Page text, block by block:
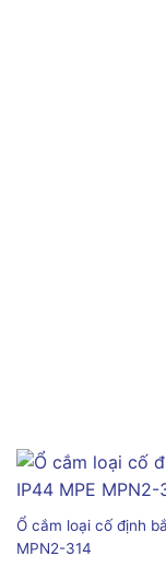
Ổ cắm loại cố định
MPN2-314